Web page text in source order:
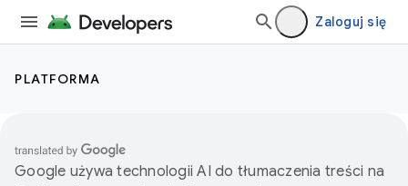
Zaloguj się
PLATFORMA
Google używa technologii AI do tłumaczenia treści na